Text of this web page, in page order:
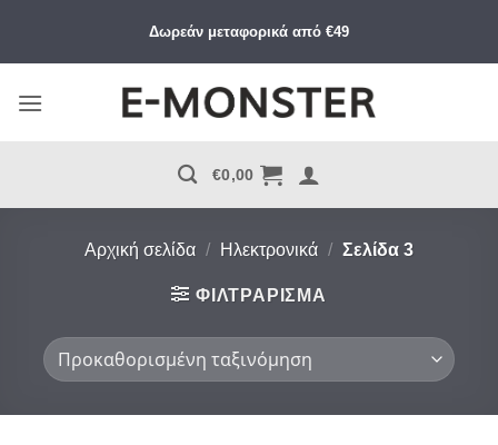
περιεχόμενο
Δωρεάν μεταφορικά από €49
€0,00
Αρχική σελίδα / Ηλεκτρονικά / Σελίδα 3
ΦΙΛΤΡΆΡΙΣΜΑ